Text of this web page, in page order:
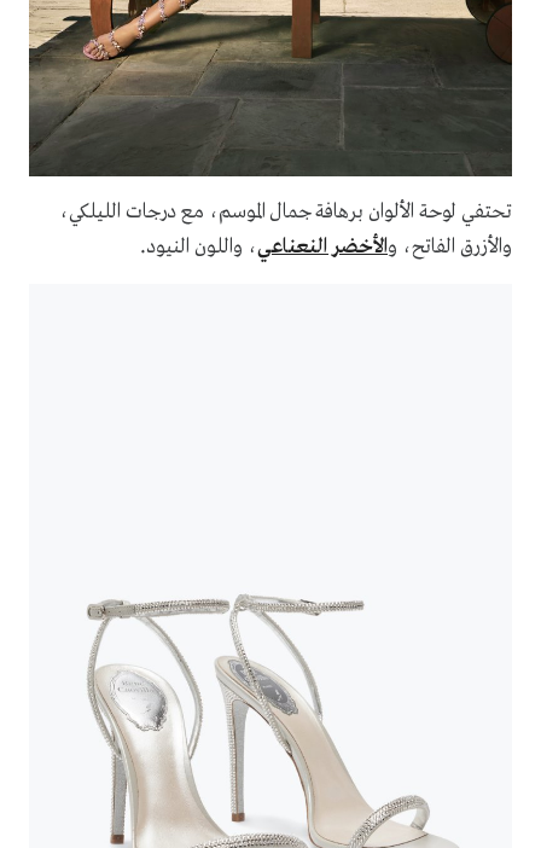
تحتفي لوحة الألوان برهافة جمال الموسم، مع درجات الليلكي،
والأزرق الفاتح، والأخضر النعناعي، واللون النيود.